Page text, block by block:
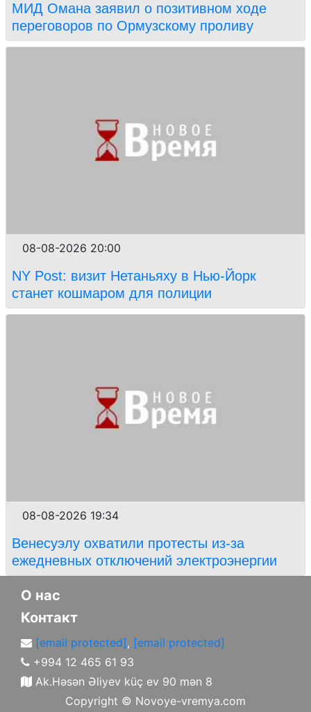
МИД Омана заявил о позитивном ходе
переговоров по Ормузскому проливу
08-08-2026 20:00
NY Post: визит Нетаньяху в Нью-Йорк
станет кошмаром для полиции
08-08-2026 19:34
Венесуэлу охватили протесты из-за
ежедневных отключений электроэнергии
О нас
Контакт
[email protected], [email protected]
+994 12 465 61 93
Ak.Həsən Əliyev küç ev 90 mən 8
Copyright © Novoye-vremya.com